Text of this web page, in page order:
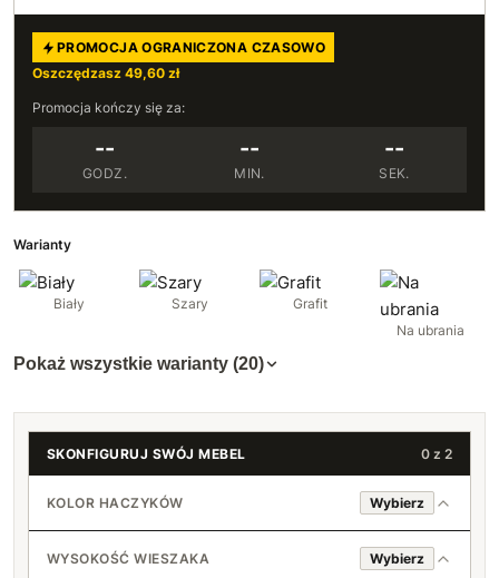
PROMOCJA OGRANICZONA CZASOWO
Oszczędzasz 49,60 zł
Promocja kończy się za:
--
GODZ.
--
MIN.
--
SEK.
Warianty
Biały Szary
Grafit
Na ubrania
Pokaż wszystkie warianty (20)
SKONFIGURUJ SWÓJ MEBEL 0 z 2
KOLOR HACZYKÓW Wybierz
Chromowany
WYSOKOŚĆ WIESZAKA Wybierz